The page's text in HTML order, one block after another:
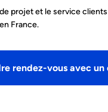
projet et le service
France.
rendez-vous avec